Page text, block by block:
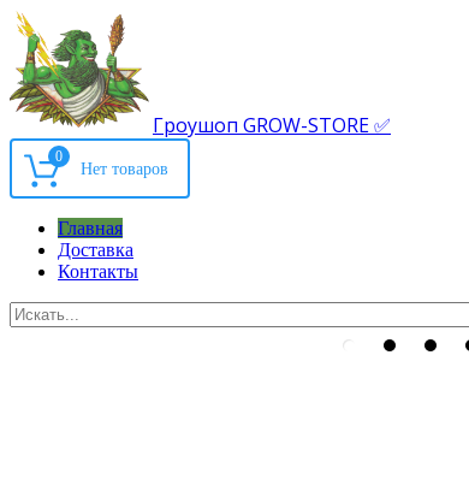
Гроушоп GROW-STORE ✅
0
Главная
Доставка
Контакты